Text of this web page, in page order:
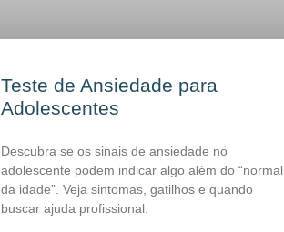
Teste de Ansiedade para
Adolescentes
Descubra se os sinais de ansiedade no
adolescente podem indicar algo além do “normal
da idade”. Veja sintomas, gatilhos e quando
buscar ajuda profissional.